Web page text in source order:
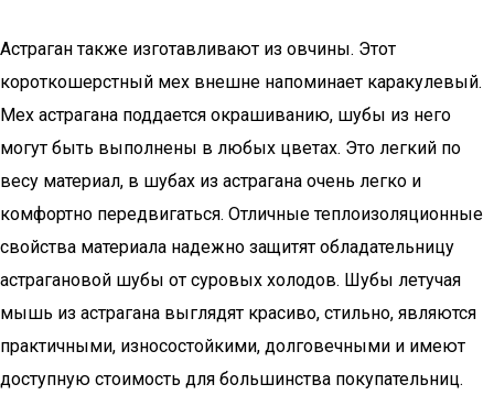
Астраган также изготавливают из овчины. Этот
короткошерстный мех внешне напоминает каракулевый.
Мех астрагана поддается окрашиванию, шубы из него
могут быть выполнены в любых цветах. Это легкий по
весу материал, в шубах из астрагана очень легко и
комфортно передвигаться. Отличные теплоизоляционные
свойства материала надежно защитят обладательницу
астрагановой шубы от суровых холодов. Шубы летучая
мышь из астрагана выглядят красиво, стильно, являются
практичными, износостойкими, долговечными и имеют
доступную стоимость для большинства покупательниц.